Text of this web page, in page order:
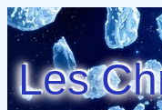
Les